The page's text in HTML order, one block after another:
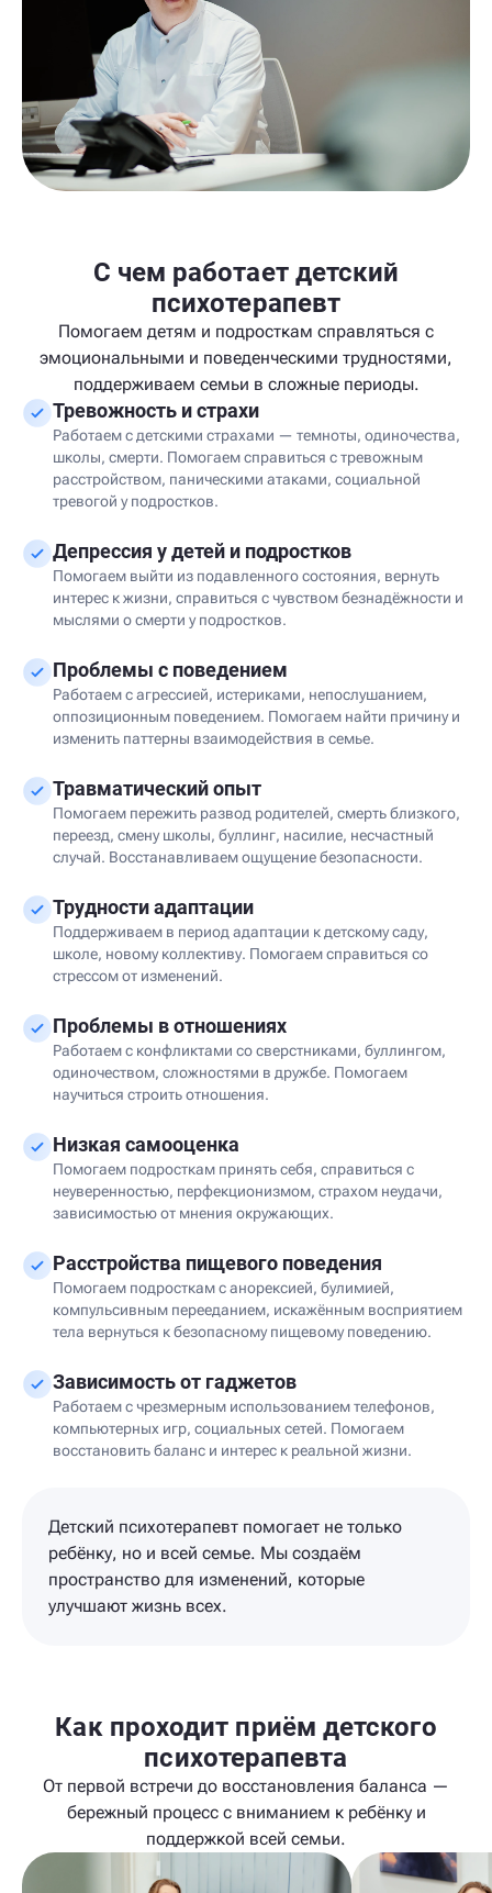
С чем работает детский
психотерапевт
Помогаем детям и подросткам справляться с
эмоциональными и поведенческими трудностями,
поддерживаем семьи в сложные периоды.
Тревожность и страхи
Работаем с детскими страхами — темноты, одиночества,
школы, смерти. Помогаем справиться с тревожным
расстройством, паническими атаками, социальной
тревогой у подростков.
Депрессия у детей и подростков
Помогаем выйти из подавленного состояния, вернуть
интерес к жизни, справиться с чувством безнадёжности и
мыслями о смерти у подростков.
Проблемы с поведением
Работаем с агрессией, истериками, непослушанием,
оппозиционным поведением. Помогаем найти причину и
изменить паттерны взаимодействия в семье.
Травматический опыт
Помогаем пережить развод родителей, смерть близкого,
переезд, смену школы, буллинг, насилие, несчастный
случай. Восстанавливаем ощущение безопасности.
Трудности адаптации
Поддерживаем в период адаптации к детскому саду,
школе, новому коллективу. Помогаем справиться со
стрессом от изменений.
Проблемы в отношениях
Работаем с конфликтами со сверстниками, буллингом,
одиночеством, сложностями в дружбе. Помогаем
научиться строить отношения.
Низкая самооценка
Помогаем подросткам принять себя, справиться с
неуверенностью, перфекционизмом, страхом неудачи,
зависимостью от мнения окружающих.
Расстройства пищевого поведения
Помогаем подросткам с анорексией, булимией,
компульсивным перееданием, искажённым восприятием
тела вернуться к безопасному пищевому поведению.
Зависимость от гаджетов
Работаем с чрезмерным использованием телефонов,
компьютерных игр, социальных сетей. Помогаем
восстановить баланс и интерес к реальной жизни.
Детский психотерапевт помогает не только
ребёнку, но и всей семье. Мы создаём
пространство для изменений, которые
улучшают жизнь всех.
Как проходит приём детского
психотерапевта
От первой встречи до восстановления баланса —
бережный процесс с вниманием к ребёнку и
поддержкой всей семьи.